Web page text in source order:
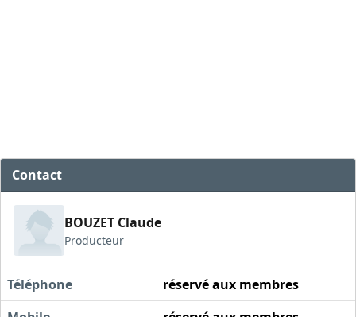
Contact
BOUZET Claude
Producteur
Téléphone
réservé aux membres